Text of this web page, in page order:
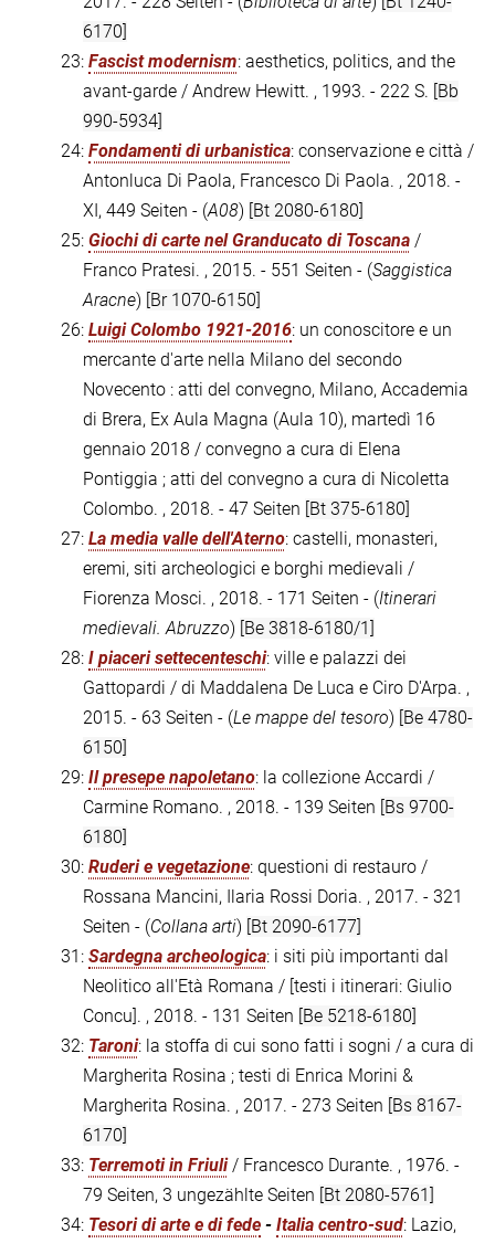
6170]
23: Fascist modernism: aesthetics, politics, and the
avant-garde / Andrew Hewitt. , 1993. - 222 S. [Bb
990-5934]
24: Fondamenti di urbanistica: conservazione e città /
Antonluca Di Paola, Francesco Di Paola. , 2018. -
XI, 449 Seiten - (A08) [Bt 2080-6180]
25: Giochi di carte nel Granducato di Toscana /
Franco Pratesi. , 2015. - 551 Seiten - (Saggistica
Aracne) [Br 1070-6150]
26: Luigi Colombo 1921-2016: un conoscitore e un
mercante d'arte nella Milano del secondo
Novecento : atti del convegno, Milano, Accademia
di Brera, Ex Aula Magna (Aula 10), martedì 16
gennaio 2018 / convegno a cura di Elena
Pontiggia ; atti del convegno a cura di Nicoletta
Colombo. , 2018. - 47 Seiten [Bt 375-6180]
27: La media valle dell'Aterno: castelli, monasteri,
eremi, siti archeologici e borghi medievali /
Fiorenza Mosci. , 2018. - 171 Seiten - (Itinerari
medievali. Abruzzo) [Be 3818-6180/1]
28: I piaceri settecenteschi: ville e palazzi dei
Gattopardi / di Maddalena De Luca e Ciro D'Arpa. ,
2015. - 63 Seiten - (Le mappe del tesoro) [Be 4780-
6150]
29: Il presepe napoletano: la collezione Accardi /
Carmine Romano. , 2018. - 139 Seiten [Bs 9700-
6180]
30: Ruderi e vegetazione: questioni di restauro /
Rossana Mancini, Ilaria Rossi Doria. , 2017. - 321
Seiten - (Collana arti) [Bt 2090-6177]
31: Sardegna archeologica: i siti più importanti dal
Neolitico all'Età Romana / [testi i itinerari: Giulio
Concu]. , 2018. - 131 Seiten [Be 5218-6180]
32: Taroni: la stoffa di cui sono fatti i sogni / a cura di
Margherita Rosina ; testi di Enrica Morini &
Margherita Rosina. , 2017. - 273 Seiten [Bs 8167-
6170]
33: Terremoti in Friuli/ Francesco Durante. , 1976. -
79 Seiten, 3 ungezählte Seiten [Bt 2080-5761]
34: Tesori di arte e di fede - Italia centro-sud: Lazio,